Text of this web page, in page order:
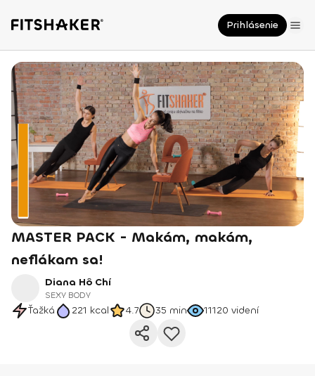
Prihlásenie
MASTER PACK - Makám, makám,
neflákam sa!
Diana Hô Chí
SEXY BODY
Ťažká 221 kcal 4.7 35 min 11120 videní